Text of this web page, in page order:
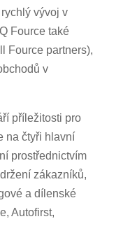
vývoj v
Fource také
Fource partners),
v
příležitosti pro
na čtyři hlavní
prostřednictvím
zákazníků,
a dílenské
Autofirst,